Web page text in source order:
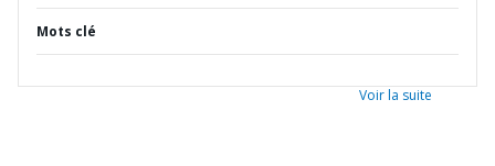
Mots clé
Voir la suite